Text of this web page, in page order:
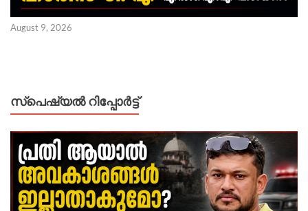
August 9, 2026
സ്പെഷ്യൽ റിപ്പോര്‍ട്ട്